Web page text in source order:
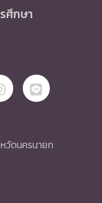
ศึกษา
วัดนครนายก